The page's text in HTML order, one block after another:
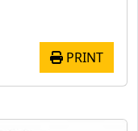
PRINT